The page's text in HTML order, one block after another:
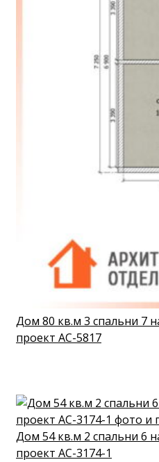
Дом 80 кв.м 3 спальни 7
проект АС-5817
Дом 54 кв.м 2 спальни 6
проект АС-3174-1